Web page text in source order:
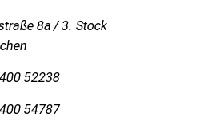
8a / 3. Stock
52238
54787